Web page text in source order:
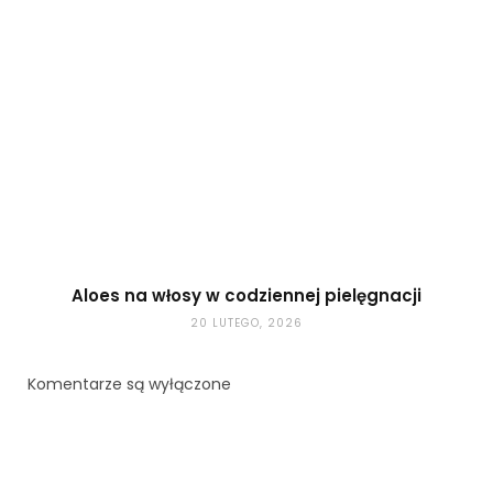
Aloes na włosy w codziennej pielęgnacji
20 LUTEGO, 2026
Komentarze są wyłączone